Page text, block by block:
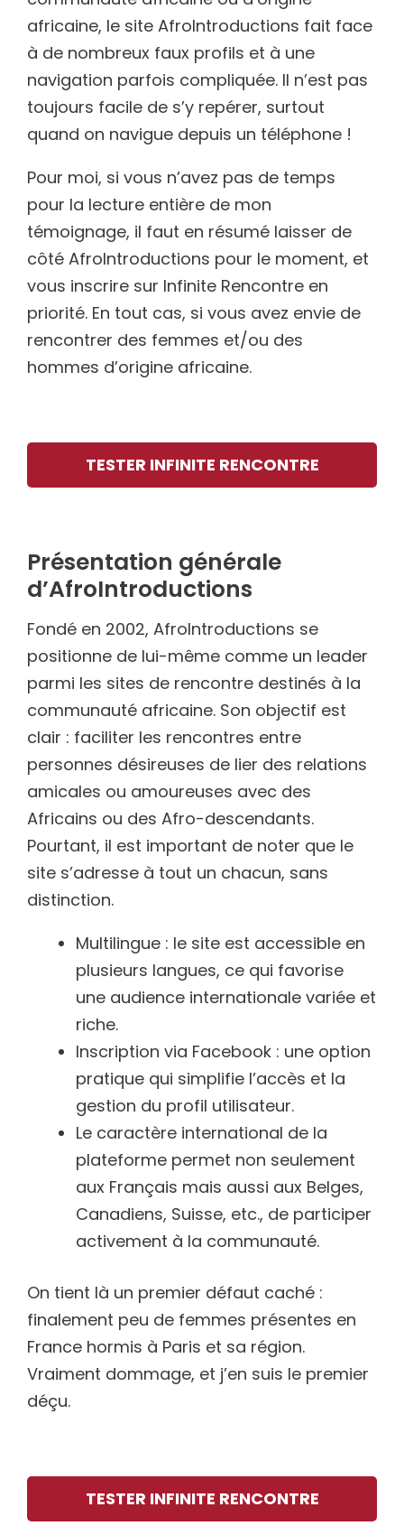
africaine, le site AfroIntroductions fait face
à de nombreux faux profils et à une
navigation parfois compliquée. Il n’est pas
toujours facile de s’y repérer, surtout
quand on navigue depuis un téléphone !
Pour moi, si vous n’avez pas de temps
pour la lecture entière de mon
témoignage, il faut en résumé laisser de
côté AfroIntroductions pour le moment, et
vous inscrire sur Infinite Rencontre en
priorité. En tout cas, si vous avez envie de
rencontrer des femmes et/ou des
hommes d’origine africaine.
TESTER INFINITE RENCONTRE
Présentation générale
d’AfroIntroductions
Fondé en 2002, AfroIntroductions se
positionne de lui-même comme un leader
parmi les sites de rencontre destinés à la
communauté africaine. Son objectif est
clair : faciliter les rencontres entre
personnes désireuses de lier des relations
amicales ou amoureuses avec des
Africains ou des Afro-descendants.
Pourtant, il est important de noter que le
site s’adresse à tout un chacun, sans
distinction.
Multilingue : le site est accessible en
plusieurs langues, ce qui favorise
une audience internationale variée et
riche.
Inscription via Facebook : une option
pratique qui simplifie l’accès et la
gestion du profil utilisateur.
Le caractère international de la
plateforme permet non seulement
aux Français mais aussi aux Belges,
Canadiens, Suisse, etc., de participer
activement à la communauté.
On tient là un premier défaut caché :
finalement peu de femmes présentes en
France hormis à Paris et sa région.
Vraiment dommage, et j’en suis le premier
déçu.
TESTER INFINITE RENCONTRE